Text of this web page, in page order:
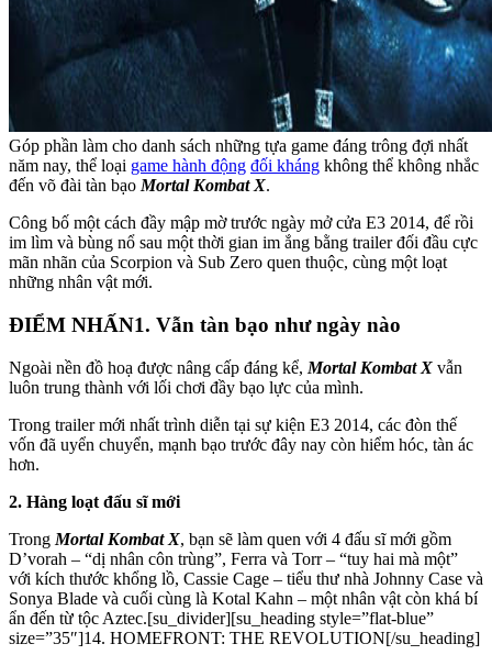
Góp phần làm cho danh sách những tựa game đáng trông đợi nhất
năm nay, thể loại game hành động đối kháng không thể không nhắc
đến võ đài tàn bạo Mortal Kombat X.
Công bố một cách đầy mập mờ trước ngày mở cửa E3 2014, để rồi
im lìm và bùng nổ sau một thời gian im ắng bằng trailer đối đầu cực
mãn nhãn của Scorpion và Sub Zero quen thuộc, cùng một loạt
những nhân vật mới.
ĐIỂM NHẤN1. Vẫn tàn bạo như ngày nào
Ngoài nền đồ hoạ được nâng cấp đáng kể, Mortal Kombat X vẫn
luôn trung thành với lối chơi đầy bạo lực của mình.
Trong trailer mới nhất trình diễn tại sự kiện E3 2014, các đòn thế
vốn đã uyển chuyển, mạnh bạo trước đây nay còn hiểm hóc, tàn ác
hơn.
2. Hàng loạt đấu sĩ mới
Trong Mortal Kombat X, bạn sẽ làm quen với 4 đấu sĩ mới gồm
D’vorah – “dị nhân côn trùng”, Ferra và Torr – “tuy hai mà một”
với kích thước khổng lồ, Cassie Cage – tiểu thư nhà Johnny Case và
Sonya Blade và cuối cùng là Kotal Kahn – một nhân vật còn khá bí
ẩn đến từ tộc Aztec.[su_divider][su_heading style=”flat-blue”
size=”35″]14. HOMEFRONT: THE REVOLUTION[/su_heading]